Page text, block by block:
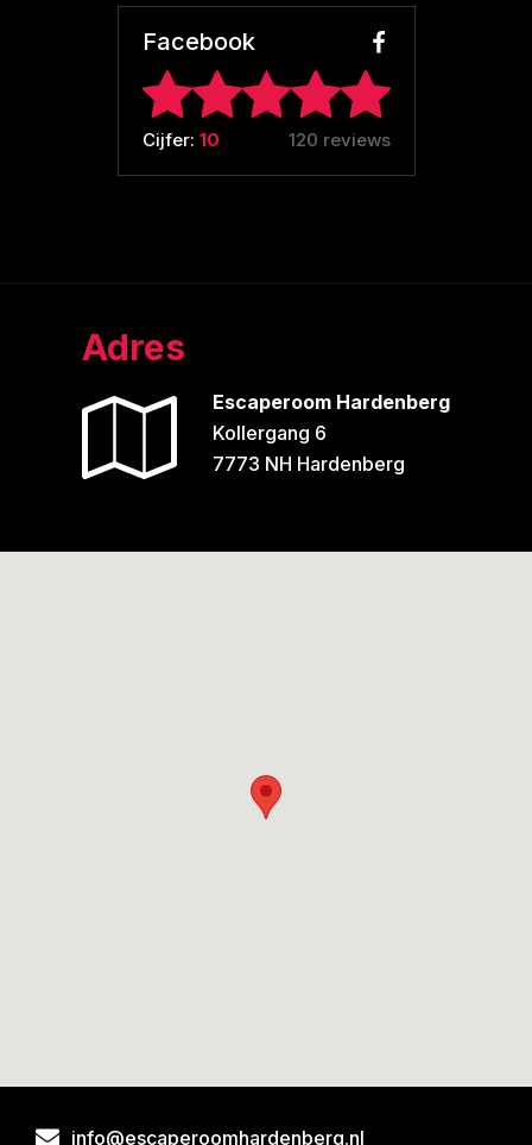
Facebook
Cijfer: 10 120 reviews
Adres
Escaperoom Hardenberg
Kollergang 6
7773 NH Hardenberg
info@escaperoomhardenberg.nl